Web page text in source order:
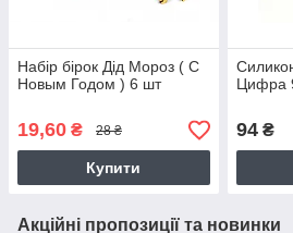
Набір бірок Дід Мороз ( С
Новым Годом ) 6 шт
19,60 ₴ 28 ₴
Купити
Цифра
94₴
Акційні пропозиції та новинки